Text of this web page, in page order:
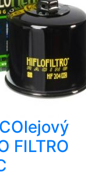
Olejový
FILTRO